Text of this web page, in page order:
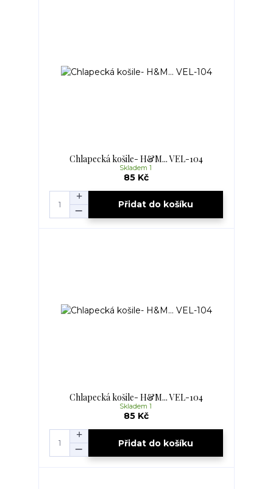
Chlapecká košile- H&M... VEL-104
85 Kč
Skladem 1
Přidat do košíku
Chlapecká košile- H&M... VEL-104
85 Kč
Skladem 1
Přidat do košíku